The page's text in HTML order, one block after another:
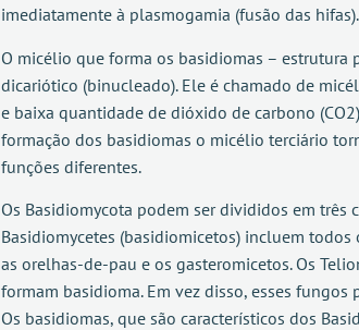
imediatamente à plasmogamia (fusão das hifas).
O micélio que forma os basidiomas –
dicariótico (binucleado). Ele é chamado de
e baixa quantidade de dióxido de carbono
formação dos basidiomas o micélio terciário
funções diferentes.
Os Basidiomycota podem ser divididos em três
Basidiomycetes (basidiomicetos) incluem
as orelhas-de-pau e os gasteromicetos. Os
formam basidioma. Em vez disso, esses
Os basidiomas, que são característicos dos